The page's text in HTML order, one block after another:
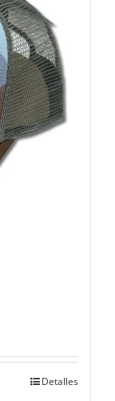
Detalles